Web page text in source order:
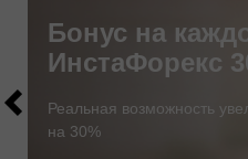
Бонус на
ИнстаФорекс
Реальная возможность
на 30%